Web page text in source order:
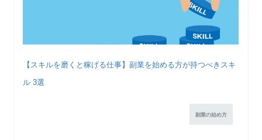
【スキルを磨くと稼げる仕事】副業を始める方が持つべきスキ
ル 3選
副業の始め方